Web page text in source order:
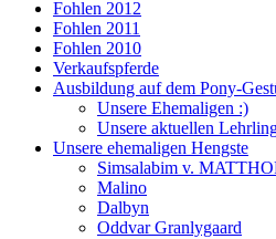
Fohlen 2012
Fohlen 2011
Fohlen 2010
Verkaufspferde
Ausbildung auf dem Pony-
Unsere Ehemaligen :)
Unsere aktuellen
Unsere ehemaligen Hengste
Simsalabim v.
Malino
Dalbyn
Oddvar Granlygaard